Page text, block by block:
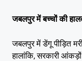
जबलपुर में बच्चों की
जबलपुर में डेंगू पीड़ित
हालांकि, सरकारी